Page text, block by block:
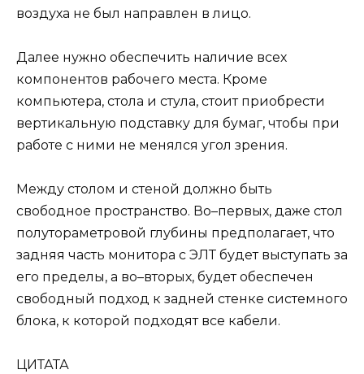
воздуха не был направлен в лицо.
Далее нужно обеспечить наличие всех
компонентов рабочего места. Кроме
компьютера, стола и стула, стоит приобрести
вертикальную подставку для бумаг, чтобы при
работе с ними не менялся угол зрения.
Между столом и стеной должно быть
свободное пространство. Во–первых, даже стол
полутораметровой глубины предполагает, что
задняя часть монитора с ЭЛТ будет выступать за
его пределы, а во–вторых, будет обеспечен
свободный подход к задней стенке системного
блока, к которой подходят все кабели.
ЦИТАТА